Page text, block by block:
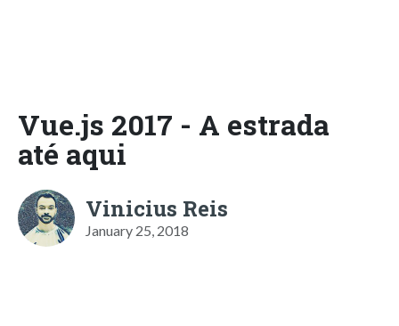
Vue.js 2017 - A estrada
até aqui
Vinicius Reis
January 25, 2018